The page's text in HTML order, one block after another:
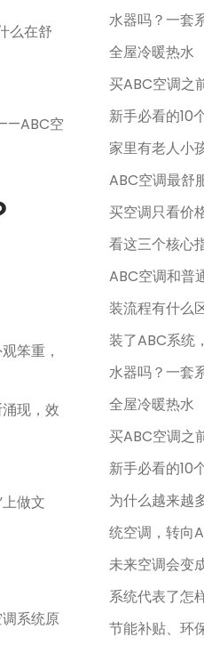
么在舒
空
笨重，
现，效
做文
系统原
水器吗？一套
全屋冷暖热水
买ABC空调之
新手必看的10
家里有老人小
ABC空调最舒
买空调只看价
看这三个核心
ABC空调和普
装流程有什么
装了ABC系统
水器吗？一套
全屋冷暖热水
买ABC空调之
新手必看的10
为什么越来越
统空调，转向
未来空调会变
系统代表了怎
节能补贴、环